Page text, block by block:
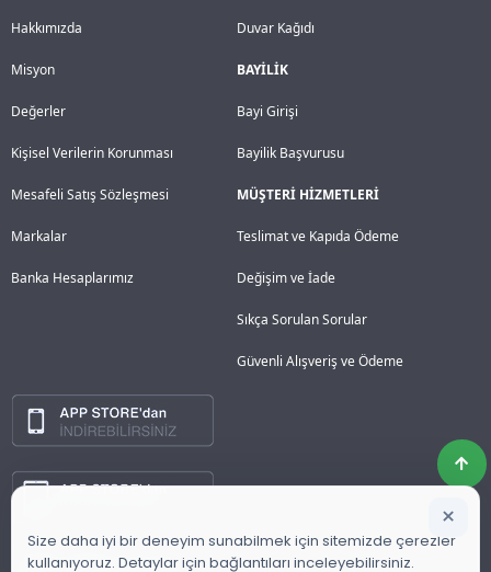
Hakkımızda
Misyon
Değerler
Kişisel Verilerin Korunması
Mesafeli Satış Sözleşmesi
Markalar
Banka Hesaplarımız
Duvar Kağıdı
BAYİLİK
Bayi Girişi
Bayilik Başvurusu
MÜŞTERİ HİZMETLERİ
Teslimat ve Kapıda Ödeme
Değişim ve İade
Sıkça Sorulan Sorular
Güvenli Alışveriş ve Ödeme
Size daha iyi bir deneyim sunabilmek için sitemizde çerezler
kullanıyoruz. Detaylar için bağlantıları inceleyebilirsiniz.
×